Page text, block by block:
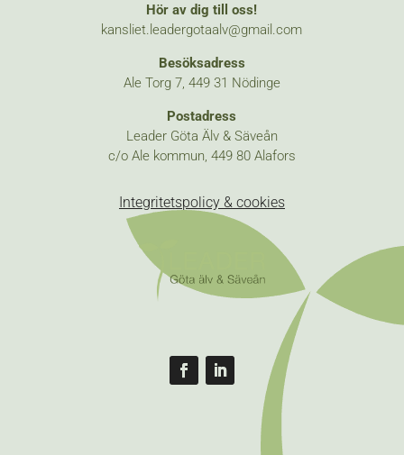
Hör av dig till oss!
kansliet.leadergotaalv@gmail.com
Besöksadress
Ale Torg 7, 449 31 Nödinge
Postadress
Leader Göta Älv & Säveån
c/o Ale kommun, 449 80 Alafors
Integritetspolicy & cookies